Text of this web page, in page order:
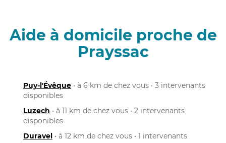
Aide à domicile proche de
Prayssac
Puy-l'Évêque • à 6 km de chez vous • 3 intervenants
disponibles
Luzech • à 11 km de chez vous • 2 intervenants
disponibles
Duravel • à 12 km de chez vous • 1 intervenants